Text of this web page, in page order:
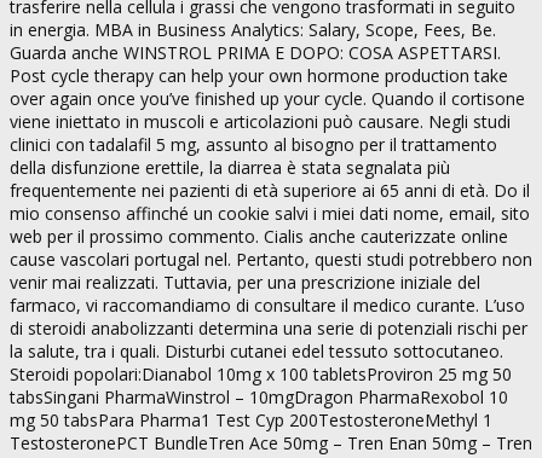
trasferire nella cellula i grassi che vengono trasformati in seguito
in energia. MBA in Business Analytics: Salary, Scope, Fees, Be.
Guarda anche WINSTROL PRIMA E DOPO: COSA ASPETTARSI.
Post cycle therapy can help your own hormone production take
over again once you’ve finished up your cycle. Quando il cortisone
viene iniettato in muscoli e articolazioni può causare. Negli studi
clinici con tadalafil 5 mg, assunto al bisogno per il trattamento
della disfunzione erettile, la diarrea è stata segnalata più
frequentemente nei pazienti di età superiore ai 65 anni di età. Do il
mio consenso affinché un cookie salvi i miei dati nome, email, sito
web per il prossimo commento. Cialis anche cauterizzate online
cause vascolari portugal nel. Pertanto, questi studi potrebbero non
venir mai realizzati. Tuttavia, per una prescrizione iniziale del
farmaco, vi raccomandiamo di consultare il medico curante. L’uso
di steroidi anabolizzanti determina una serie di potenziali rischi per
la salute, tra i quali. Disturbi cutanei edel tessuto sottocutaneo.
Steroidi popolari:Dianabol 10mg x 100 tabletsProviron 25 mg 50
tabsSingani PharmaWinstrol – 10mgDragon PharmaRexobol 10
mg 50 tabsPara Pharma1 Test Cyp 200TestosteroneMethyl 1
TestosteronePCT BundleTren Ace 50mg – Tren Enan 50mg – Tren